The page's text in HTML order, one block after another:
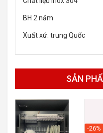
BH 2 năm
Xuất xứ: trung Quốc
SẢN
-26%